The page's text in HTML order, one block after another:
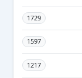
1729
1597
1217